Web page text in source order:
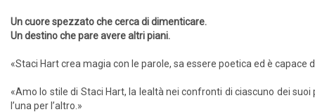
Un cuore spezzato che cerca di dimenticare.
Un destino che pare avere altri piani.
«Staci Hart crea magia con le parole, sa essere poetica ed è capace
«Amo lo stile di Staci Hart, la lealtà nei confronti di ciascuno dei
l’una per l’altro.»